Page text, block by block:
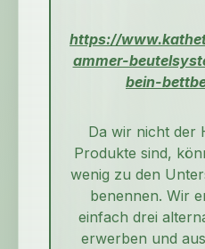
https://
ammer-
bein-
Da wir nicht der
Produkte sind,
wenig zu den
benennen. Wir
einfach drei
erwerben und